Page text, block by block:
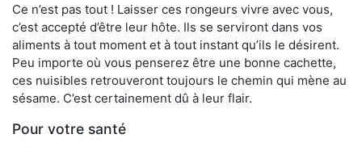
Ce n’est pas tout ! Laisser ces rongeurs vivre avec vous,
c’est accepté d’être leur hôte. Ils se serviront dans vos
aliments à tout moment et à tout instant qu’ils le désirent.
Peu importe où vous penserez être une bonne cachette,
ces nuisibles retrouveront toujours le chemin qui mène au
sésame. C’est certainement dû à leur flair.
Pour votre santé